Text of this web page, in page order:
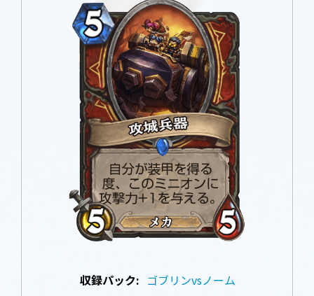
収録パック: ゴブリンvsノーム